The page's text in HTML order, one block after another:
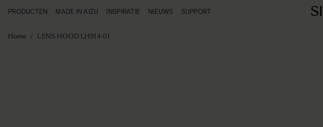
Producten
Inspiratie
PRODUCTEN MADE IN AIZU INSPIRATIE NIEUWS SUPPORT
Home / LENS HOOD LH914-01